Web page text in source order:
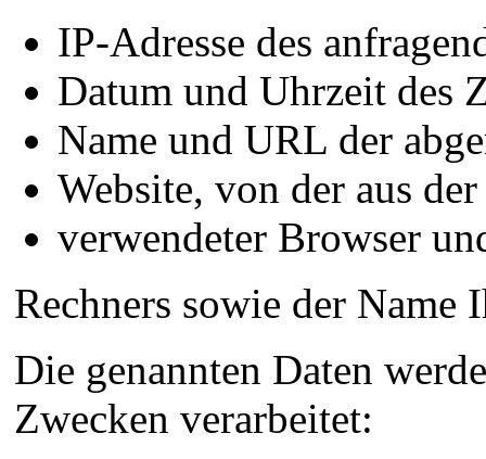
IP-Adresse des
Datum und Uhrzeit des
Name und URL der
Website, von der aus
verwendeter Browser
Rechners sowie der Name
Die genannten Daten
Zwecken verarbeitet: